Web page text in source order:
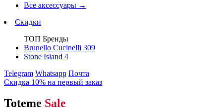
Все аксессуары →
Скидки
ТОП Бренды
Brunello Cucinelli 309
Stone Island 4
Telegram Whatsapp Почта
Скидка 10% на первый заказ
Toteme Sale